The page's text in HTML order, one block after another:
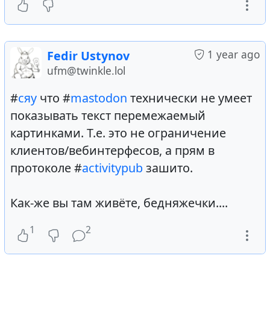
1 year ago
Fedir Ustynov
ufm@twinkle.lol
#сяу что #mastodon технически не умеет
показывать текст перемежаемый
картинками. Т.е. это не ограничение
клиентов/вебинтерфесов, а прям в
протоколе #activitypub зашито.
Как-же вы там живёте, бедняжечки....
1 2